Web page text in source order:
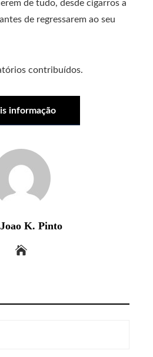
de tudo, desde cigarros a
de regressarem ao seu
contribuídos.
informação
K. Pinto